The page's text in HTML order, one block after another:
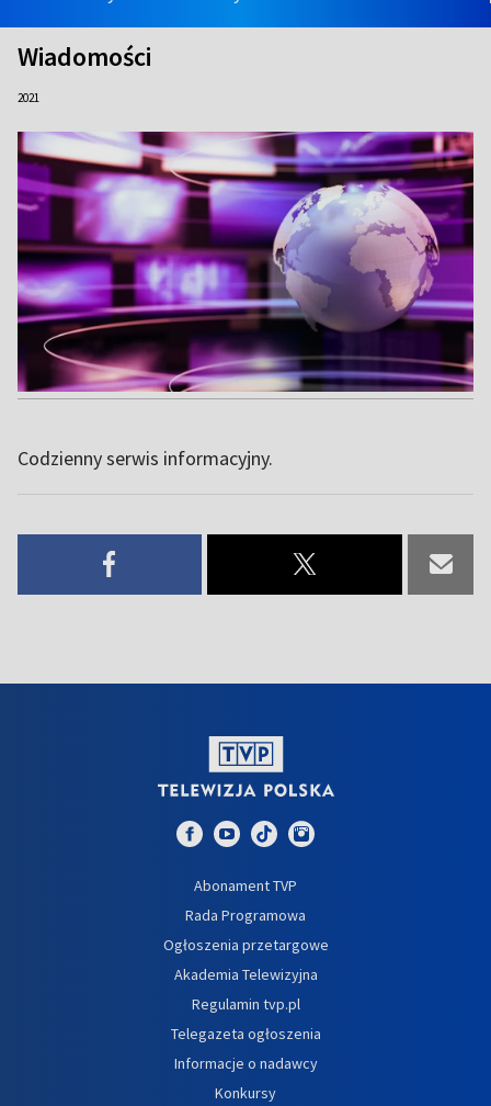
Wiadomości
2021
Codzienny serwis informacyjny.
Abonament TVP
Rada Programowa
Ogłoszenia przetargowe
Akademia Telewizyjna
Regulamin tvp.pl
Telegazeta ogłoszenia
Informacje o nadawcy
Konkursy